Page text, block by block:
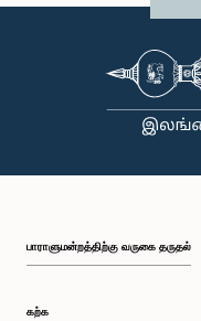
பாராளுமன்றத்திற்கு வருகை தருதல்
கற்க